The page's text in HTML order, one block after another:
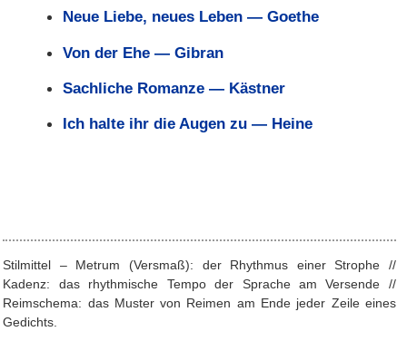
Neue Liebe, neues Leben — Goethe
Von der Ehe — Gibran
Sachliche Romanze — Kästner
Ich halte ihr die Augen zu — Heine
Stilmittel – Metrum (Versmaß): der Rhythmus einer Strophe //
Kadenz: das rhythmische Tempo der Sprache am Versende //
Reimschema: das Muster von Reimen am Ende jeder Zeile eines
Gedichts.